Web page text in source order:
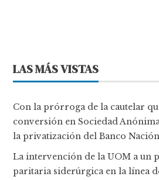
LAS MÁS VISTAS
Con la prórroga de la cautelar
conversión en Sociedad
la privatización del Banco Nación
La intervención de la UOM a un
paritaria siderúrgica en la línea